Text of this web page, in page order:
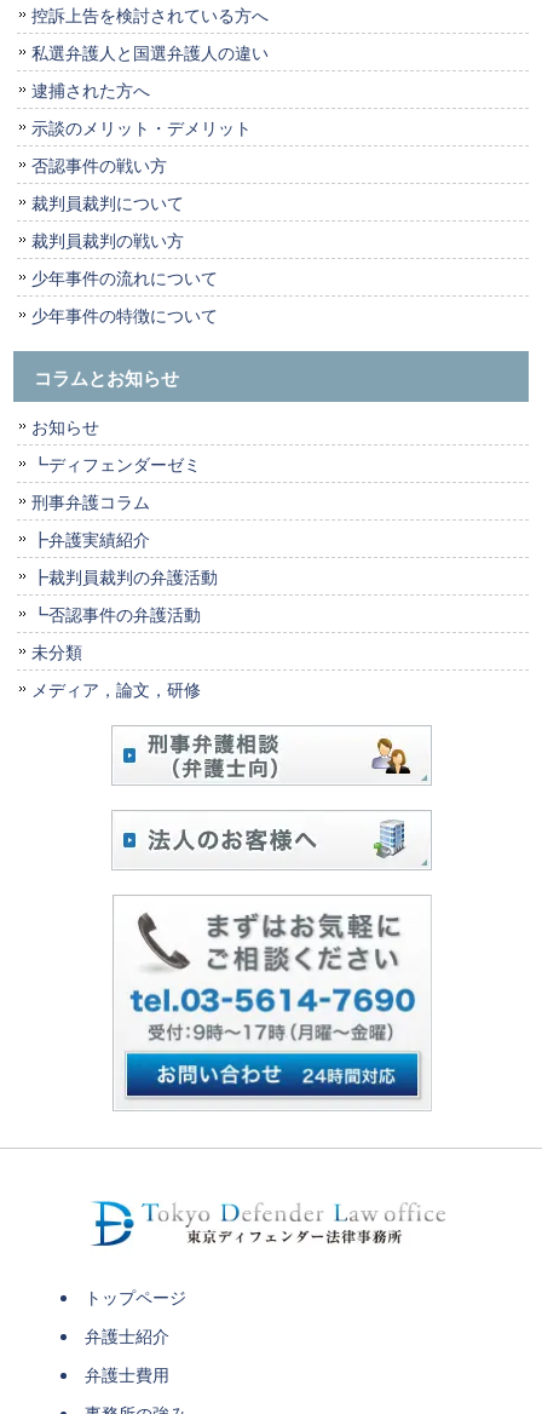
控訴上告を検討されている方へ
私選弁護人と国選弁護人の違い
逮捕された方へ
示談のメリット・デメリット
否認事件の戦い方
裁判員裁判について
裁判員裁判の戦い方
少年事件の流れについて
少年事件の特徴について
コラムとお知らせ
お知らせ
┗ディフェンダーゼミ
刑事弁護コラム
┣弁護実績紹介
┣裁判員裁判の弁護活動
┗否認事件の弁護活動
未分類
メディア，論文，研修
トップページ
弁護士紹介
弁護士費用